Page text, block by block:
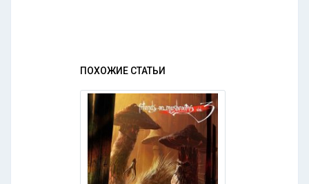
ПОХОЖИЕ СТАТЬИ